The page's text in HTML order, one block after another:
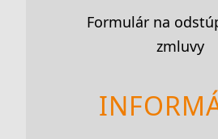
Formulár na
zmluvy